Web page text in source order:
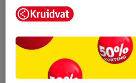
Kruidvat is een erkend specialist in
zelfzorg, ook online. Wat je